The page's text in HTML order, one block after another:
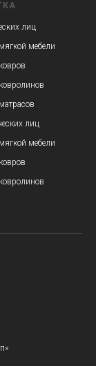
лиц
мебели
лиц
мебели